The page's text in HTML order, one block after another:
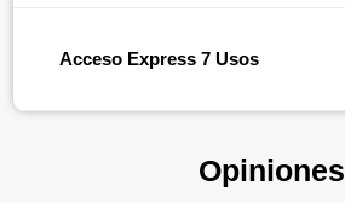
Acceso Express 7 Usos
Opiniones